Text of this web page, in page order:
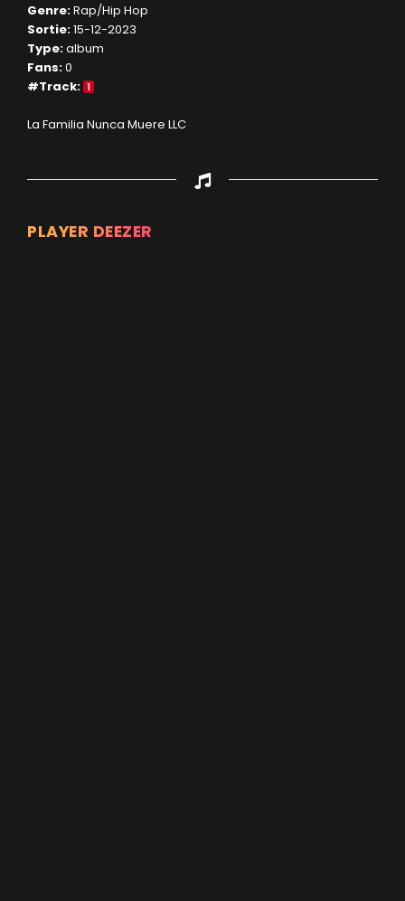
Genre:Rap/Hip Hop
Sortie:15-12-2023
Type:album
Fans:0
#Track: 1
La Familia Nunca Muere LLC
PLAYER DEEZER